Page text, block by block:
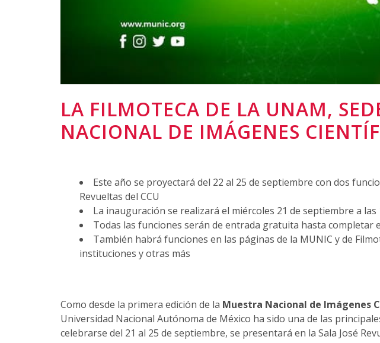
LA FILMOTECA DE LA UNAM,
NACIONAL DE IMÁGENES
Este año se proyectará del 22 al 25 de septiembre con dos
Revueltas del CCU
La inauguración se realizará el miércoles 21 de septiembre a las
Todas las funciones serán de entrada gratuita hasta completar
También habrá funciones en las páginas de la MUNIC y de
instituciones y otras más
Como desde la primera edición de la Muestra Nacional de Imágenes
Universidad Nacional Autónoma de México ha sido una de las
celebrarse del 21 al 25 de septiembre, se presentará en la Sala José